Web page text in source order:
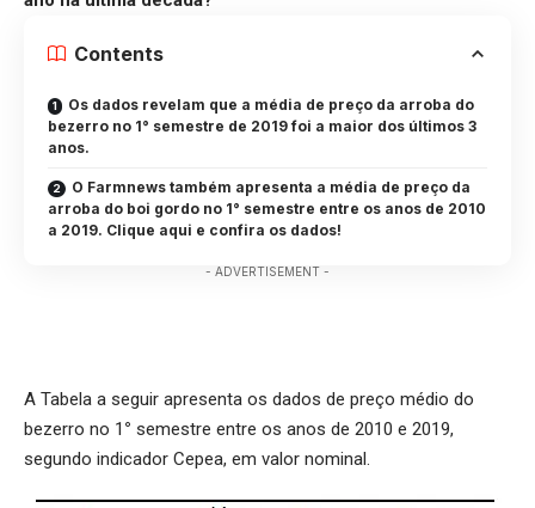
Contents
Os dados revelam que a média de preço da arroba do
bezerro no 1° semestre de 2019 foi a maior dos últimos 3
anos.
O Farmnews também apresenta a média de preço da
arroba do boi gordo no 1° semestre entre os anos de 2010
a 2019. Clique aqui e confira os dados!
- ADVERTISEMENT -
A Tabela a seguir apresenta os dados de preço médio do
bezerro no 1 ° semestre entre os anos de 2010 e 2019,
segundo indicador Cepea, em valor nominal.